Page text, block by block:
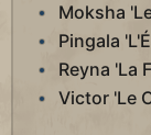
Moksha
Pingala
Reyna 'La
Victor 'Le